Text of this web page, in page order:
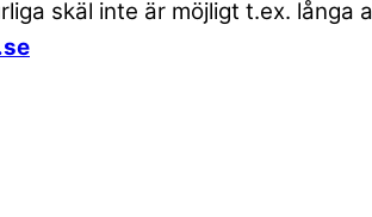
skäl inte är möjligt t.ex. långa